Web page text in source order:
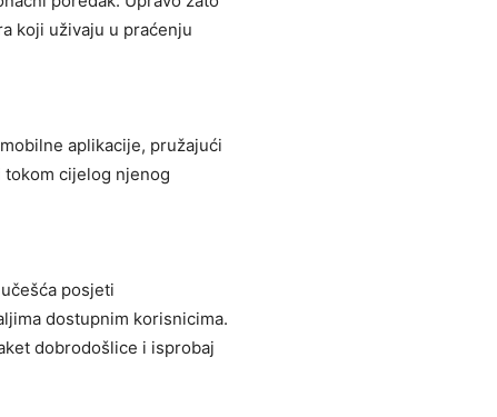
koji uživaju u praćenju
aplikacije, pružajući
cijelog njenog
posjeti
dostupnim korisnicima.
dobrodošlice i isprobaj